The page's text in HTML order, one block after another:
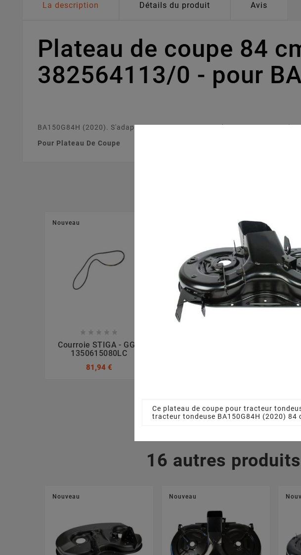
La description Détails du produit Avis
Plateau de coupe 84
382564113/0 - pour
BA150G84H (2020). S'adapte sur votre tracteur tondeuse BA150G84H
Pour Plateau De Coupe
Nouveau
    
Courroie STIGA - GGP
1350615080LC
81,94 €
16 autres
Nouveau Nouveau
Ce plateau de coupe pour tracteur
tracteur tondeuse BA150G84H (2020) 84